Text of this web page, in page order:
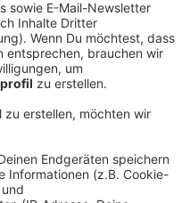
wieder auf die
13:57
oder "Ursprung"
Bauwerk